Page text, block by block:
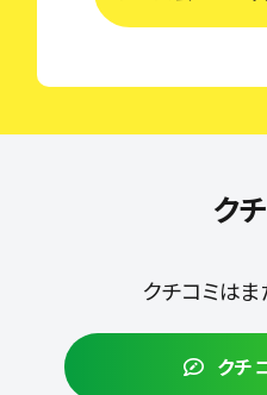
ク
クチコミはま
クチ